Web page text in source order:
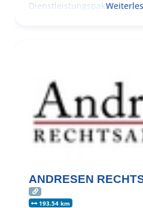
Dienstleistungspaket rund
ANDRESEN
193.54 km